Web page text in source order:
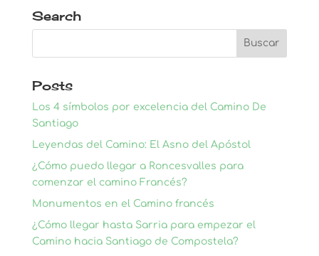
Search
Posts
Los 4 símbolos por excelencia del Camino De
Santiago
Leyendas del Camino: El Asno del Apóstol
¿Cómo puedo llegar a Roncesvalles para
comenzar el camino Francés?
Monumentos en el Camino francés
¿Cómo llegar hasta Sarria para empezar el
Camino hacia Santiago de Compostela?